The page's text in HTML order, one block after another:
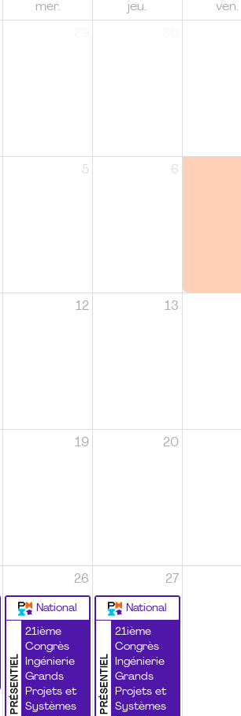
mer. jeu. ven.
5 6
12 13
19 20
26
National
PRÉSENTIEL
21ième
Congrès
Ingénierie
Grands
Projets et
Systèmes
27
National
PRÉSENTIEL
21ième
Congrès
Ingénierie
Grands
Projets et
Systèmes